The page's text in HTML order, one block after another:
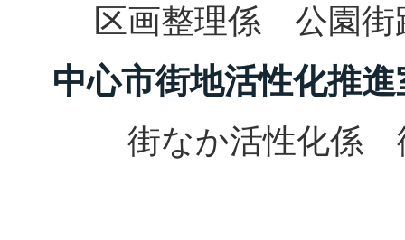
区画整理係 公園街
中心市街地活性化推進
街なか活性化